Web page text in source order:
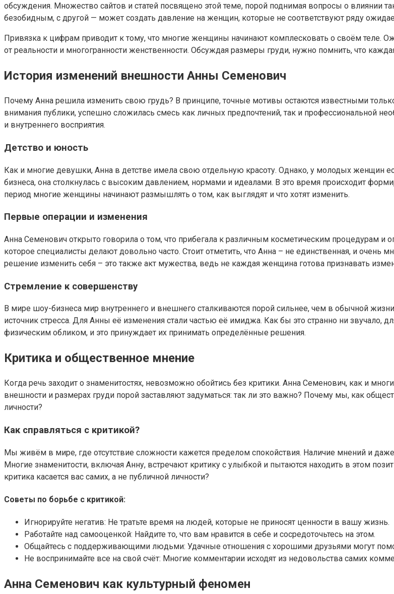
обсуждения. Множество сайтов и статей посвящено этой теме, порой поднимая вопросы о влиянии
безобидным, с другой — может создать давление на женщин, которые не соответствуют ряду
Привязка к цифрам приводит к тому, что многие женщины начинают комплесковать о своём теле.
от реальности и многогранности женственности. Обсуждая размеры груди, нужно помнить, что
История изменений внешности Анны Семенович
Почему Анна решила изменить свою грудь? В принципе, точные мотивы остаются известными
внимания публики, успешно сложилась смесь как личных предпочтений, так и профессиональной
и внутреннего восприятия.
Детство и юность
Как и многие девушки, Анна в детстве имела свою отдельную красоту. Однако, у молодых женщин
бизнеса, она столкнулась с высоким давлением, нормами и идеалами. В это время происходит
период многие женщины начинают размышлять о том, как выглядят и что хотят изменить.
Первые операции и изменения
Анна Семенович открыто говорила о том, что прибегала к различным косметическим процедурам
которое специалисты делают довольно часто. Стоит отметить, что Анна – не единственная, и очень
решение изменить себя – это также акт мужества, ведь не каждая женщина готова признавать
Стремление к совершенству
В мире шоу-бизнеса мир внутреннего и внешнего сталкиваются порой сильнее, чем в обычной
источник стресса. Для Анны её изменения стали частью её имиджа. Как бы это странно ни звучало,
физическим обликом, и это принуждает их принимать определённые решения.
Критика и общественное мнение
Когда речь заходит о знаменитостях, невозможно обойтись без критики. Анна Семенович, как и
внешности и размерах груди порой заставляют задуматься: так ли это важно? Почему мы, как
личности?
Как справляться с критикой?
Мы живём в мире, где отсутствие сложности кажется пределом спокойствия. Наличие мнений и
Многие знаменитости, включая Анну, встречают критику с улыбкой и пытаются находить в этом
критика касается вас самих, а не публичной личности?
Советы по борьбе с критикой:
Игнорируйте негатив: Не тратьте время на людей, которые не приносят ценности в вашу жизнь.
Работайте над самооценкой: Найдите то, что вам нравится в себе и сосредоточьтесь на этом.
Общайтесь с поддерживающими людьми: Удачные отношения с хорошими друзьями могут
Не воспринимайте все на свой счёт: Многие комментарии исходят из недовольства самих
Анна Семенович как культурный феномен